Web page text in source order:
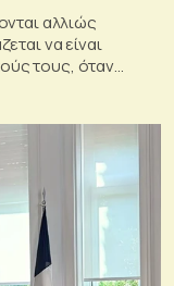
αλλιώς
να είναι
τους, όταν